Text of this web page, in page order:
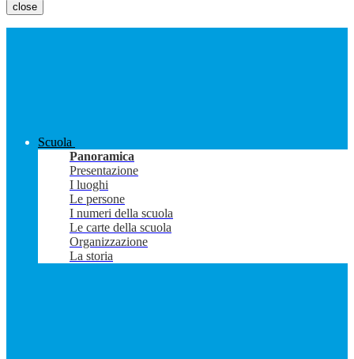
close
Scuola
Panoramica
Presentazione
I luoghi
Le persone
I numeri della scuola
Le carte della scuola
Organizzazione
La storia